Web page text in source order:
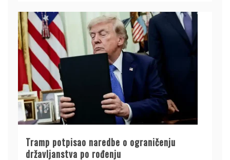
Tramp potpisao naredbe o ograničenju
državljanstva po rođenju